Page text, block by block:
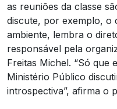
as reuniões da classe
discute, por exemplo, o
ambiente, lembra o
responsável pela
Freitas Michel. “Só que
Ministério Público
introspectiva”, afirma o